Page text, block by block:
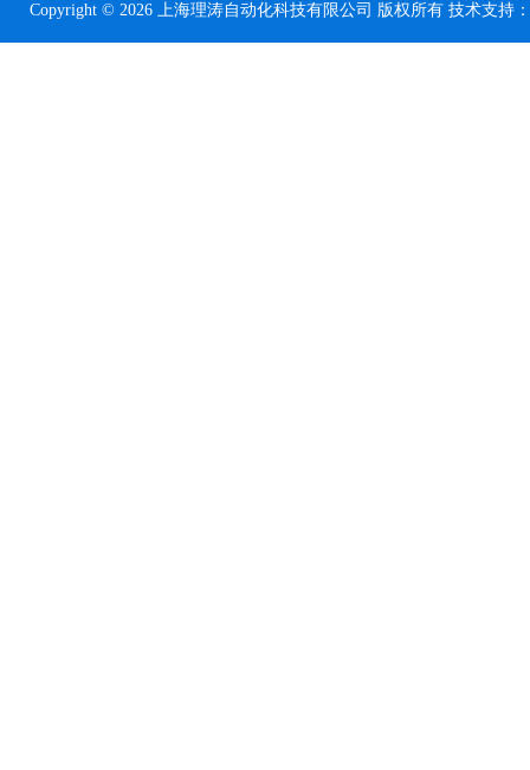
Copyright © 2026 上海理涛自动化科技有限公司 版权所有 技术支持：